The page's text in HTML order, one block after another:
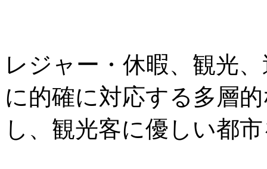
レジャー・休暇、観光
に的確に対応する多層
し、観光客に優しい都